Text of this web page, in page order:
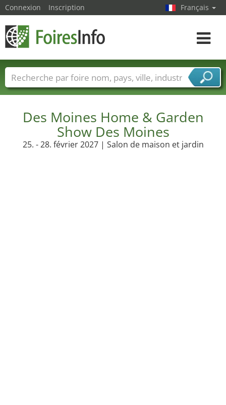
Des Moines Home & Garden
Show Des Moines
25. - 28. février 2027 | Salon de maison et jardin
Connexion Inscription Français
Toggle
Foire noms Pays Villes
Secteurs de foire